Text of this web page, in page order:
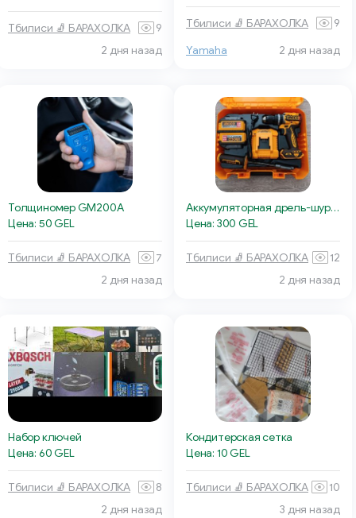
Тбилиси 🧦 БАРАХОЛКА
9
2 дня назад
Тбилиси 🧦 БАРАХОЛКА 9
Yamaha 2 дня назад
Толщиномер GM200A
Цена: 50 GEL
Тбилиси 🧦 БАРАХОЛКА
7
2 дня назад
Аккумуляторная дрель-шуруповерт
Цена: 300 GEL
Тбилиси 🧦 БАРАХОЛКА
12
2 дня назад
Набор ключей
Цена: 60 GEL
Тбилиси 🧦 БАРАХОЛКА
8
2 дня назад
Кондитерская сетка
Цена: 10 GEL
Тбилиси 🧦 БАРАХОЛКА
10
3 дня назад